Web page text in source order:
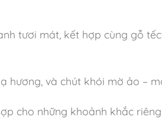
tươi mát, kết hợp cùng gỗ
hương, và chút khói mờ ảo –
cho những khoảnh khắc